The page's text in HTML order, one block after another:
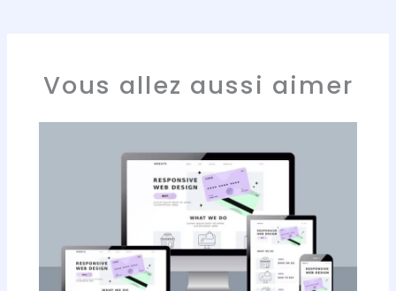
Vous allez aussi aimer